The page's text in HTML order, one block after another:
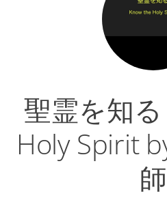
聖霊を知
Holy Spirit
師